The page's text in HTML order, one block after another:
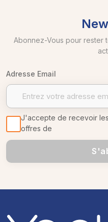
Abonnez-Vous pour rester
Adresse Email
J'accepte de recevoir
offres de